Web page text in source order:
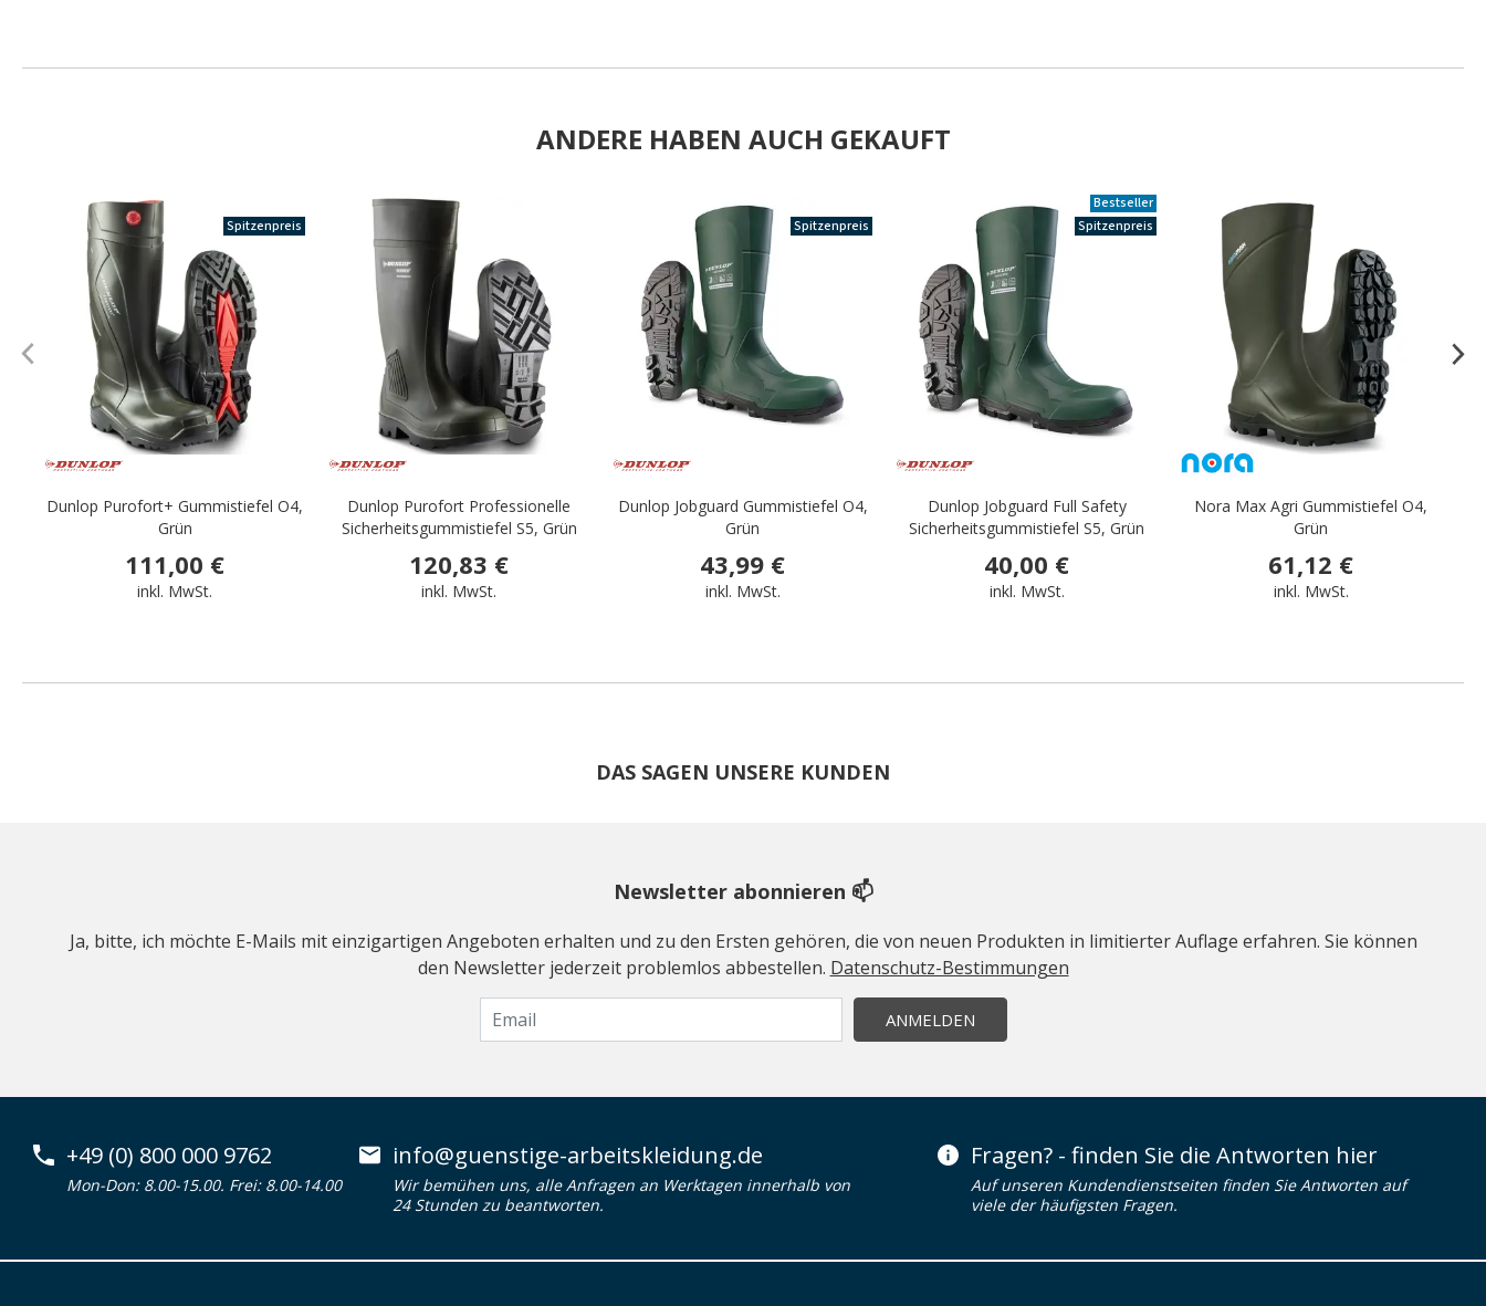
ANDERE HABEN AUCH GEKAUFT
Spitzenpreis
Dunlop Purofort+ Gummistiefel O4,
Grün
111,00 €
inkl. MwSt.
Dunlop Purofort Professionelle
Sicherheitsgummistiefel S5, Grün
120,83 €
inkl. MwSt.
Spitzenpreis
Dunlop Jobguard Gummistiefel O4,
Grün
43,99 €
inkl. MwSt.
Bestseller
Spitzenpreis
Dunlop Jobguard Full Safety
Sicherheitsgummistiefel S5, Grün
40,00 €
inkl. MwSt.
Nora Max Agri Gummistiefel O4,
Grün
61,12 €
inkl. MwSt.
DAS SAGEN UNSERE KUNDEN
Newsletter abonnieren 📫
Ja, bitte, ich möchte E-Mails mit einzigartigen Angeboten erhalten und zu den Ersten gehören, die von neuen Produkten in limitierter Auflage erfahren. Sie können
den Newsletter jederzeit problemlos abbestellen. Datenschutz-Bestimmungen
ANMELDEN
+49 (0) 800 000 9762
Mon-Don: 8.00-15.00. Frei: 8.00-14.00
info@guenstige-arbeitskleidung.de
Wir bemühen uns, alle Anfragen an Werktagen innerhalb von
24 Stunden zu beantworten.
Fragen? - finden Sie die Antworten hier
Auf unseren Kundendienstseiten finden Sie Antworten auf
viele der häufigsten Fragen.